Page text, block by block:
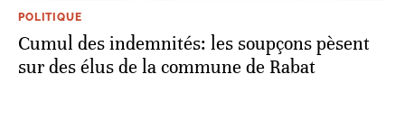
POLITIQUE
Cumul des indemnités: les soupçons pèsent
sur des élus de la commune de Rabat